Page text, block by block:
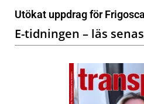
Utökat uppdrag för
E-tidningen – läs